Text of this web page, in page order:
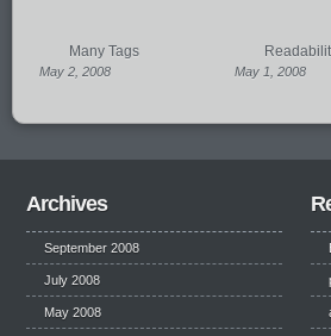
Many Tags
May 2, 2008 May 1, 2008
Archives
September 2008
July 2008
May 2008